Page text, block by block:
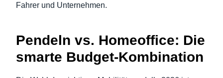
Fahrer und Unternehmen.
Pendeln vs. Homeoffice: Die
smarte Budget-Kombination